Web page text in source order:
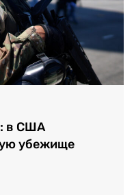
в США
убежище